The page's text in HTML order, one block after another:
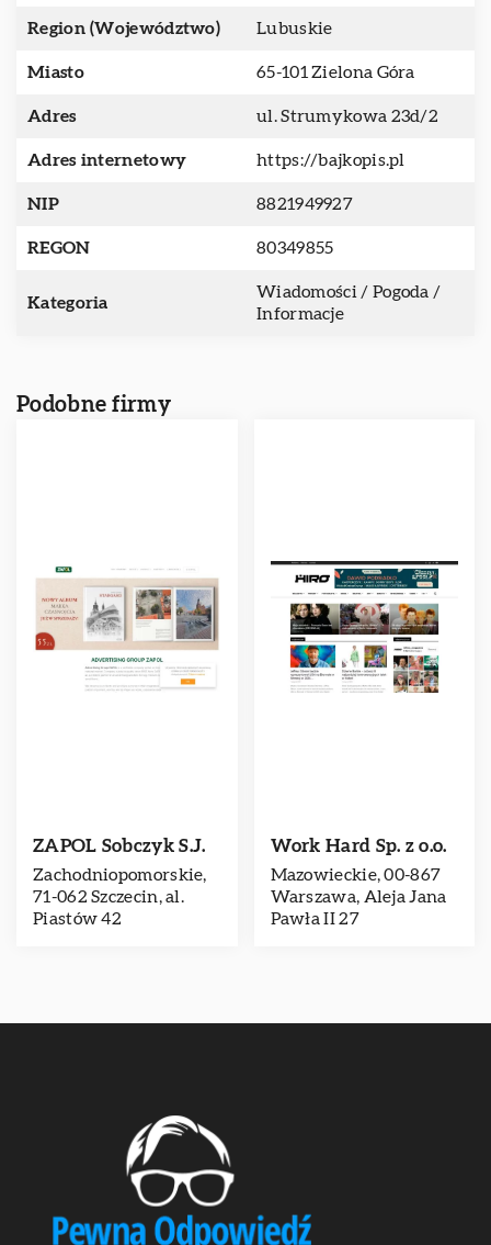
Region (Województwo) Lubuskie
Miasto 65-101 Zielona Góra
Adres ul. Strumykowa 23d/2
Adres internetowy https://bajkopis.pl
NIP 8821949927
REGON 80349855
Kategoria
Wiadomości / Pogoda /
Informacje
Podobne firmy
ZAPOL Sobczyk S.J.
Zachodniopomorskie,
71-062 Szczecin, al.
Piastów 42
Work Hard Sp. z o.o.
Mazowieckie, 00-867
Warszawa, Aleja Jana
Pawła II 27